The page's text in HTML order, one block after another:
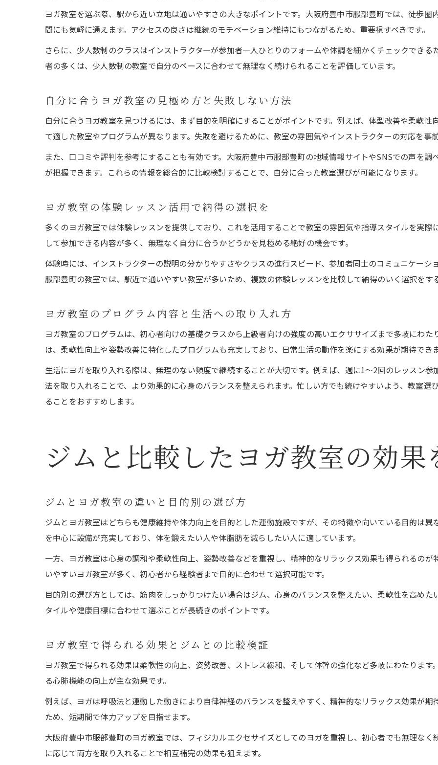
ヨガ教室を続けるコツとモチベーション維持法
理想の体型へ導く運動習慣づくりとは
ヨガ教室が習慣化しやすい理由と続け方
ヨガ教室の効果的な頻度と運動習慣の作り方
ヨガ教室で叶える姿勢と柔軟性アップ体験
ヨガ教室のストレッチ効果とカラダの変化
ヨガ教室での経験が日常生活に与える影響
ヨガ教室の魅力と通い方の工夫を解説
ヨガ教室でのコミュニティや交流の楽しみ方
ヨガ教室を選ぶ際、駅から近い立地は通いやすさの大きなポイントです。大阪府豊中市服部豊町では、徒歩
間にも気軽に通えます。アクセスの良さは継続のモチベーション維持にもつながるため、重要視すべきです。
さらに、少人数制のクラスはインストラクターが参加者一人ひとりのフォームや体調を細かくチェックでき
者の多くは、少人数制の教室で自分のペースに合わせて無理なく続けられることを評価しています。
自分に合うヨガ教室の見極め方と失敗しない方法
自分に合うヨガ教室を見つけるには、まず目的を明確にすることがポイントです。例えば、体型改善や柔軟
て適した教室やプログラムが異なります。失敗を避けるために、教室の雰囲気やインストラクターの対応を事
また、口コミや評判を参考にすることも有効です。大阪府豊中市服部豊町の地域情報サイトやSNSでの声を
が把握できます。これらの情報を総合的に比較検討することで、自分に合った教室選びが可能になります。
ヨガ教室の体験レッスン活用で納得の選択を
多くのヨガ教室では体験レッスンを提供しており、これを活用することで教室の雰囲気や指導スタイルを実
して参加できる内容が多く、無理なく自分に合うかどうかを見極める絶好の機会です。
体験時には、インストラクターの説明の分かりやすさやクラスの進行スピード、参加者同士のコミュニケー
服部豊町の教室では、駅近で通いやすい教室が多いため、複数の体験レッスンを比較して納得のいく選択をす
ヨガ教室のプログラム内容と生活への取り入れ方
ヨガ教室のプログラムは、初心者向けの基礎クラスから上級者向けの強度の高いエクササイズまで多岐にわ
は、柔軟性向上や姿勢改善に特化したプログラムも充実しており、日常生活の動作を楽にする効果が期待でき
生活にヨガを取り入れる際は、無理のない頻度で継続することが大切です。例えば、週に1～2回のレッスン
法を取り入れることで、より効果的に心身のバランスを整えられます。忙しい方でも続けやすいよう、教室
ることをおすすめします。
ジムと比較したヨガ教室の効果
ジムとヨガ教室の違いと目的別の選び方
ジムとヨガ教室はどちらも健康維持や体力向上を目的とした運動施設ですが、その特徴や向いている目的は
を中心に設備が充実しており、体を鍛えたい人や体脂肪を減らしたい人に適しています。
一方、ヨガ教室は心身の調和や柔軟性向上、姿勢改善などを重視し、精神的なリラックス効果も得られるの
いやすいヨガ教室が多く、初心者から経験者まで目的に合わせて選択可能です。
目的別の選び方としては、筋肉をしっかりつけたい場合はジム、心身のバランスを整えたい、柔軟性を高め
タイルや健康目標に合わせて選ぶことが長続きのポイントです。
ヨガ教室で得られる効果とジムとの比較検証
ヨガ教室で得られる効果は柔軟性の向上、姿勢改善、ストレス緩和、そして体幹の強化など多岐にわたりま
る心肺機能の向上が主な効果です。
例えば、ヨガは呼吸法と連動した動きにより自律神経のバランスを整えやすく、精神的なリラックス効果が
ため、短期間で体力アップを目指せます。
大阪府豊中市服部豊町のヨガ教室では、フィジカルエクセサイズとしてのヨガを重視し、初心者でも無理な
に応じて両方を取り入れることで相互補完の効果も狙えます。